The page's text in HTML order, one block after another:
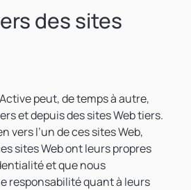
des sites
peut, de temps à autre,
et depuis des sites Web tiers.
vers l’un de ces sites Web,
sites Web ont leurs propres
et que nous
responsabilité quant à leurs